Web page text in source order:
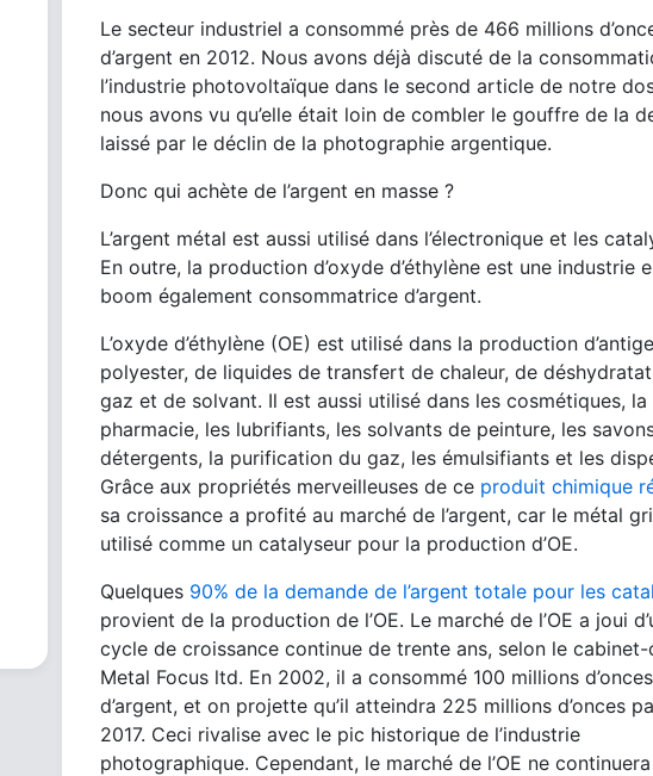
Le secteur industriel a consommé près de 466 millions
d’argent en 2012. Nous avons déjà discuté de la
l’industrie photovoltaïque dans le second article de notre
nous avons vu qu’elle était loin de combler le gouffre de la
laissé par le déclin de la photographie argentique.
Donc qui achète de l’argent en masse ?
L’argent métal est aussi utilisé dans l’électronique et les
En outre, la production d’oxyde d’éthylène est une industrie
boom également consommatrice d’argent.
L’oxyde d’éthylène (OE) est utilisé dans la production
polyester, de liquides de transfert de chaleur, de
gaz et de solvant. Il est aussi utilisé dans les cosmétiques, la
pharmacie, les lubrifiants, les solvants de peinture, les
détergents, la purification du gaz, les émulsifiants et les
Grâce aux propriétés merveilleuses de ce produit chimique
sa croissance a profité au marché de l’argent, car le métal
utilisé comme un catalyseur pour la production d’OE.
Quelques 90% de la demande de l’argent totale pour les
provient de la production de l’OE. Le marché de l’OE a joui
cycle de croissance continue de trente ans, selon le cabinet-
Metal Focus ltd. En 2002, il a consommé 100 millions d’onces
d’argent, et on projette qu’il atteindra 225 millions d’onces
2017. Ceci rivalise avec le pic historique de l’industrie
photographique. Cependant, le marché de l’OE ne